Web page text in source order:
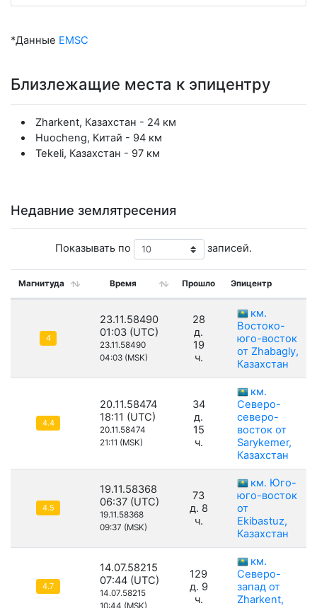
*Данные EMSC
Близлежащие места к эпицентру
Zharkent, Казахстан - 24 км
Huocheng, Китай - 94 км
Tekeli, Казахстан - 97 км
Недавние землятресения
Показывать по записей.
Магнитуда Время Прошло Эпицентр
4
23.11.58490
01:03 (UTC)
23.11.58490
04:03 (MSK)
28
д.
19
ч.
км.
Востоко-
юго-восток
от Zhabagly,
Казахстан
4.4
20.11.58474
18:11 (UTC)
20.11.58474
21:11 (MSK)
34
д.
15
ч.
км.
Северо-
северо-
восток от
Sarykemer,
Казахстан
4.5
19.11.58368
06:37 (UTC)
19.11.58368
09:37 (MSK)
73
д. 8
ч.
км. Юго-
юго-восток
от
Ekibastuz,
Казахстан
4.7
14.07.58215
07:44 (UTC)
14.07.58215
129
д. 9
ч.
км.
Северо-
запад от
Zharkent,